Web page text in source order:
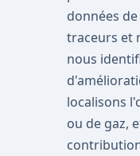
données
traceurs et
nous
localisons
ou de gaz,